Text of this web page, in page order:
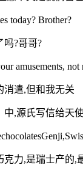
today? Brother?
吗?哥哥?
amusements, not
消遣,但和我无关
中,源氏写信给天
力,是瑞士产的,